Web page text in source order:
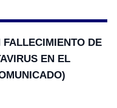
DE
EN EL